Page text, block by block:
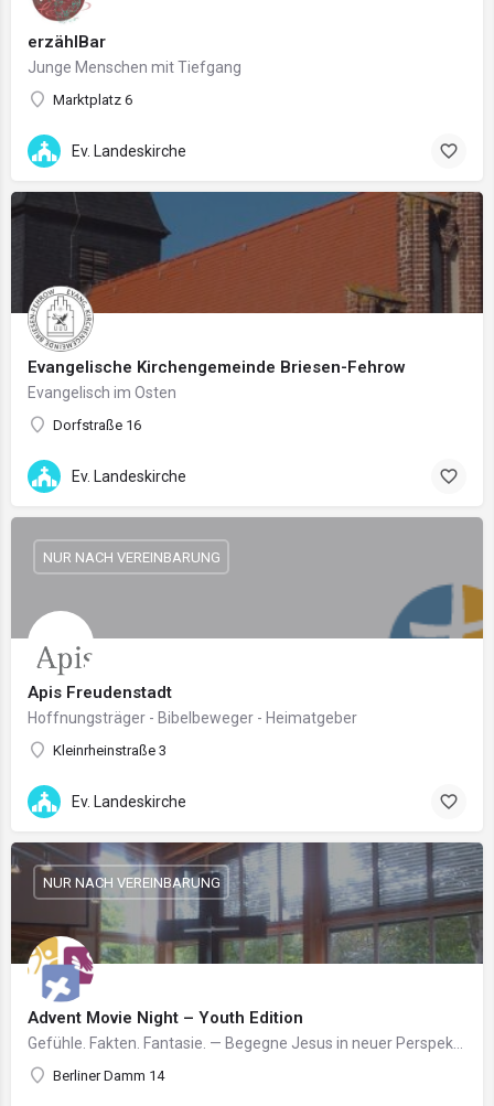
erzählBar
Junge Menschen mit Tiefgang
Marktplatz 6
Ev. Landeskirche
Evangelische Kirchengemeinde Briesen-Fehrow
Evangelisch im Osten
Dorfstraße 16
Ev. Landeskirche
Apis Freudenstadt
Hoffnungsträger - Bibelbeweger - Heimatgeber
Kleinrheinstraße 3
NUR NACH VEREINBARUNG
Ev. Landeskirche
Advent Movie Night – Youth Edition
Berliner Damm 14
NUR NACH VEREINBARUNG